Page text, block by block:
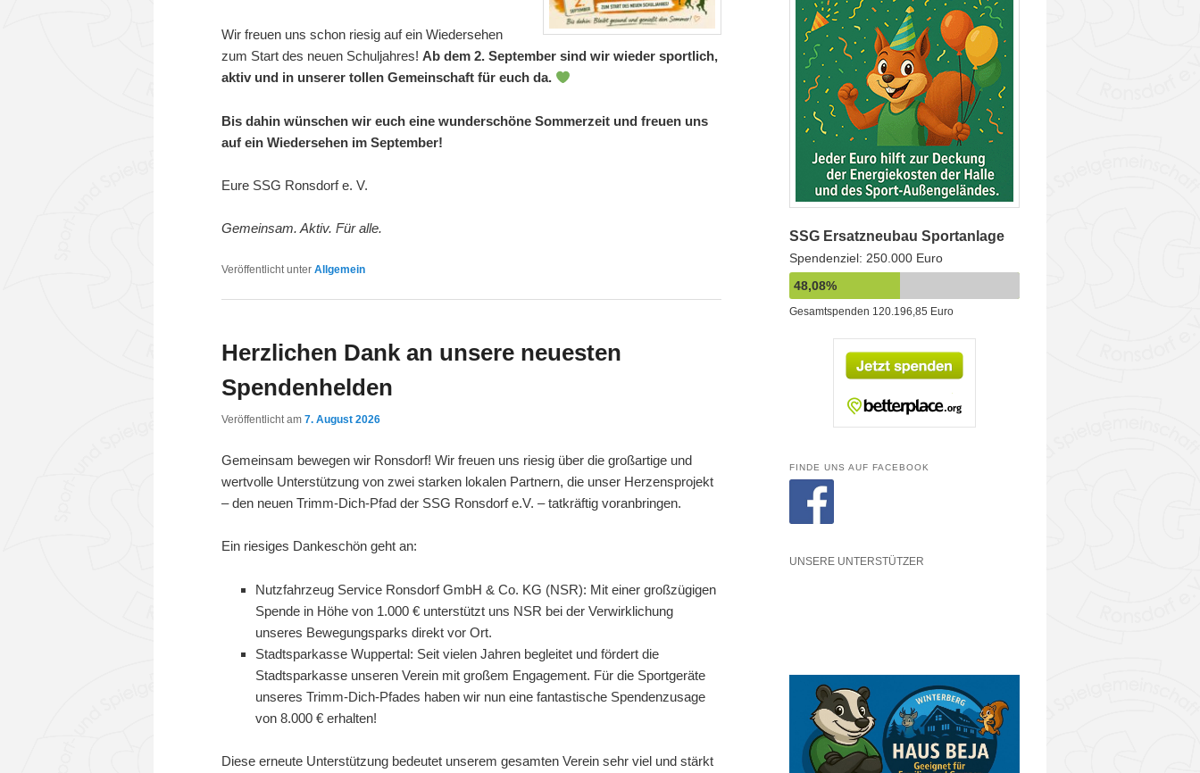
Wir freuen uns schon riesig auf ein Wiedersehen
zum Start des neuen Schuljahres! Ab dem 2. September sind wir wieder sportlich,
aktiv und in unserer tollen Gemeinschaft für euch da.
Bis dahin wünschen wir euch eine wunderschöne Sommerzeit und freuen uns
auf ein Wiedersehen im September!
Eure SSG Ronsdorf e. V.
Gemeinsam. Aktiv. Für alle.
Veröffentlicht unter Allgemein
Herzlichen Dank an unsere neuesten
Spendenhelden
Veröffentlicht am 7. August 2026
Gemeinsam bewegen wir Ronsdorf! Wir freuen uns riesig über die großartige und
wertvolle Unterstützung von zwei starken lokalen Partnern, die unser Herzensprojekt
– den neuen Trimm-Dich-Pfad der SSG Ronsdorf e.V. – tatkräftig voranbringen.
Ein riesiges Dankeschön geht an:
Nutzfahrzeug Service Ronsdorf GmbH & Co. KG (NSR): Mit einer großzügigen
Spende in Höhe von 1.000 € unterstützt uns NSR bei der Verwirklichung
unseres Bewegungsparks direkt vor Ort.
Stadtsparkasse Wuppertal: Seit vielen Jahren begleitet und fördert die
Stadtsparkasse unseren Verein mit großem Engagement. Für die Sportgeräte
unseres Trimm-Dich-Pfades haben wir nun eine fantastische Spendenzusage
von 8.000 € erhalten!
Diese erneute Unterstützung bedeutet unserem gesamten Verein sehr viel und stärkt
SSG Ersatzneubau Sportanlage
Spendenziel: 250.000 Euro
48,08%
Gesamtspenden 120.196,85 Euro
FINDE UNS AUF FACEBOOK
UNSERE UNTERSTÜTZER